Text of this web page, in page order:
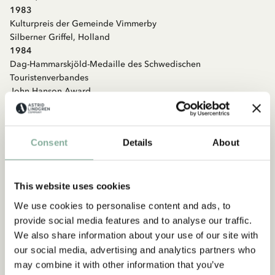
Consent Details About
This website uses cookies
We use cookies to personalise content and ads, to
provide social media features and to analyse our traffic.
We also share information about your use of our site with
our social media, advertising and analytics partners who
may combine it with other information that you’ve
1983
Kulturpreis der Gemeinde Vimmerby
Silberner Griffel, Holland
1984
Dag-Hammarskjöld-Medaille des Schwedischen
Touristenverbandes
John Hanson Award
Mildred L. Batchelder Award, USA
Illis Quorum (Orden) der Schwedischen Regierung
Karen-Blixen-Medaille der Dänischen Akademie, Dänemark
1986
Swedish Council of America’s Swede of the Year
LEGO-Preis, Dänemark
Tierfreund des Jahres, Schwedischer Tierschutzverband
1987
Leo-Tolstoi-Preis, Sowjetunion